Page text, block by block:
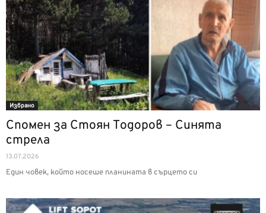
Избрано
Спомен за Стоян Тодоров – Синята
стрела
13.07.2026
Един човек, който носеше планината в сърцето си